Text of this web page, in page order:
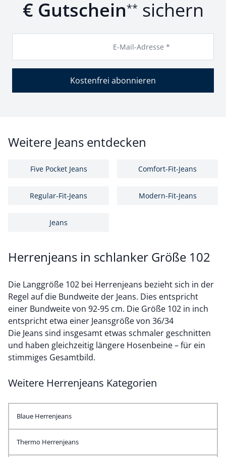
€ Gutschein** sichern
E-Mail-Adresse *
Kostenfrei abonnieren
Weitere Jeans entdecken
Five Pocket Jeans Comfort-Fit-Jeans
Regular-Fit-Jeans Modern-Fit-Jeans
Jeans
Herrenjeans in schlanker Größe 102
Die Langgröße 102 bei Herrenjeans bezieht sich in der
Regel auf die Bundweite der Jeans. Dies entspricht
einer Bundweite von 92-95 cm. Die Größe 102 in inch
entspricht etwa einer Jeansgröße von 36/34
Die Jeans sind insgesamt etwas schmaler geschnitten
und haben gleichzeitig längere Hosenbeine – für ein
stimmiges Gesamtbild.
Weitere Herrenjeans Kategorien
Blaue Herrenjeans
Thermo Herrenjeans